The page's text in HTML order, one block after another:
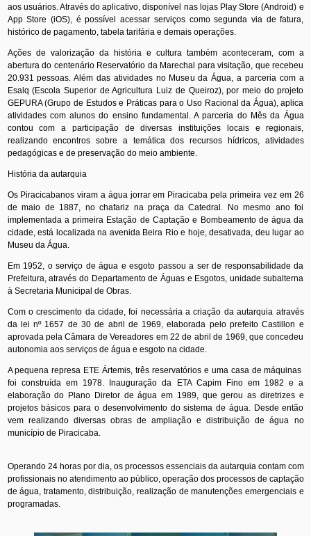
aos usuários. Através do aplicativo, disponível nas lojas Play Store (Android) e
App Store (iOS), é possível acessar serviços como segunda via de fatura,
histórico de pagamento, tabela tarifária e demais operações.
Ações de valorização da história e cultura também aconteceram, com a
abertura do centenário Reservatório da Marechal para visitação, que recebeu
20.931 pessoas. Além das atividades no Museu da Água, a parceria com a
Esalq (Escola Superior de Agricultura Luiz de Queiroz), por meio do projeto
GEPURA (Grupo de Estudos e Práticas para o Uso Racional da Água), aplica
atividades com alunos do ensino fundamental. A parceria do Mês da Água
contou com a participação de diversas instituições locais e regionais,
realizando encontros sobre a temática dos recursos hídricos, atividades
pedagógicas e de preservação do meio ambiente.
História da autarquia
Os Piracicabanos viram a água jorrar em Piracicaba pela primeira vez em 26
de maio de 1887, no chafariz na praça da Catedral. No mesmo ano foi
implementada a primeira Estação de Captação e Bombeamento de água da
cidade, está localizada na avenida Beira Rio e hoje, desativada, deu lugar ao
Museu da Água.
Em 1952, o serviço de água e esgoto passou a ser de responsabilidade da
Prefeitura, através do Departamento de Águas e Esgotos, unidade subalterna
à Secretaria Municipal de Obras.
Com o crescimento da cidade, foi necessária a criação da autarquia através
da lei nº 1657 de 30 de abril de 1969, elaborada pelo prefeito Castillon e
aprovada pela Câmara de Vereadores em 22 de abril de 1969, que concedeu
autonomia aos serviços de água e esgoto na cidade.
A pequena represa ETE Ártemis, três reservatórios e uma casa de máquinas
foi construída em 1978. Inauguração da ETA Capim Fino em 1982 e a
elaboração do Plano Diretor de água em 1989, que gerou as diretrizes e
projetos básicos para o desenvolvimento do sistema de água. Desde então
vem realizando diversas obras de ampliação e distribuição de água no
município de Piracicaba.
Operando 24 horas por dia, os processos essenciais da autarquia contam com
profissionaisno atendimento ao público, operação dos processos de captação
de água, tratamento, distribuição, realização de manutenções emergenciais e
programadas.